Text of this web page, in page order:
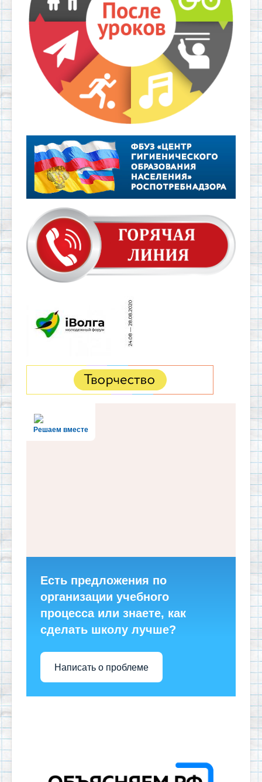
Решаем вместе
Есть предложения по
организации учебного
процесса или знаете, как
сделать школу лучше?
Написать о проблеме